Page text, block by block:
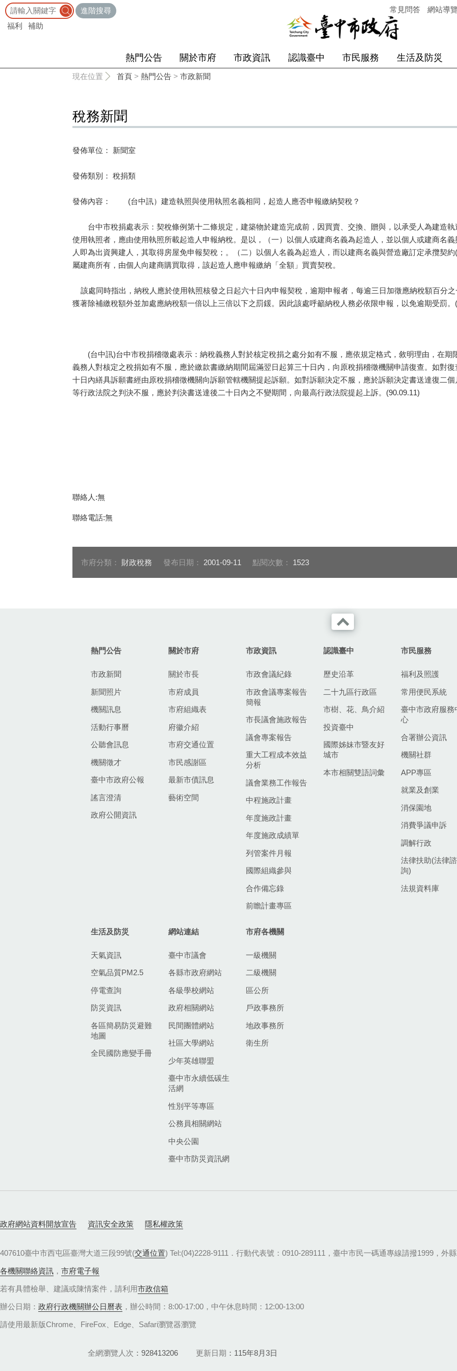
進階搜尋
福利
補助
常見問答 網站導
熱門公告 關於市府 市政資訊 認識臺中 市民服務 生活及防災
現在位置 首頁 > 熱門公告 > 市政新聞
稅務新聞
發佈單位： 新聞室
發佈類別： 稅捐類
發佈內容： (台中訊）建造執照與使用執照名義相同，起造人應否申報繳納契稅？
台中市稅捐處表示：契稅條例第十二條規定，建築物於建造完成前，因買賣、交換、贈與，以承受人為建造執
使用執照者，應由使用執照所載起造人申報納稅。是以，（一）以個人或建商名義為起造人，並以個人或建商名
人即為出資興建人，其取得房屋免申報契稅；。（二）以個人名義為起造人，而以建商名義與營造廠訂定承攬契
屬建商所有，由個人向建商購買取得，該起造人應申報繳納「全額」買賣契稅。
該處同時指出，納稅人應於使用執照核發之日起六十日內申報契稅，逾期申報者，每逾三日加徵應納稅額百分
獲著除補繳稅額外並加處應納稅額一倍以上三倍以下之罰鍰。因此該處呼籲納稅人務必依限申報，以免逾期受罰。
(台中訊)台中市稅捐稽徵處表示：納稅義務人對於核定稅捐之處分如有不服，應依規定格式，敘明理由，在期
義務人對核定之稅捐如有不服，應於繳款書繳納期間屆滿翌日起算三十日內，向原稅捐稽徵機關申請復查。如對
十日內繕具訴願書經由原稅捐稽徵機關向訴願管轄機關提起訴願。如對訴願決定不服，應於訴願決定書送達復二
等行政法院之判決不服，應於判決書送達後二十日內之不變期間，向最高行政法院提起上訴。(90.09.11)
聯絡人:無
聯絡電話:無
市府分類： 財政稅務 發布日期： 2001-09-11 點閱次數： 1523
熱門公告
市政新聞
新聞照片
機關訊息
活動行事曆
公聽會訊息
機關徵才
臺中市政府公報
謠言澄清
政府公開資訊
關於市府
關於市長
市府成員
市府組織表
府徽介紹
市府交通位置
市民感謝區
最新市債訊息
藝術空間
市政資訊
市政會議紀錄
市政會議專案報告
簡報
市長議會施政報告
議會專案報告
重大工程成本效益
分析
議會業務工作報告
中程施政計畫
年度施政計畫
年度施政成績單
列管案件月報
國際組織參與
合作備忘錄
前瞻計畫專區
認識臺中
歷史沿革
二十九區行政區
市樹、花、鳥介紹
投資臺中
國際姊妹市暨友好
城市
本市相關雙語詞彙
市民服務
福利及照護
常用便民系統
臺中市政府服務
心
合署辦公資訊
機關社群
APP專區
就業及創業
消保園地
消費爭議申訴
調解行政
法律扶助(法律諮
詢)
法規資料庫
生活及防災
天氣資訊
空氣品質PM2.5
停電查詢
防災資訊
各區簡易防災避難
地圖
全民國防應變手冊
網站連結
臺中市議會
各縣市政府網站
各級學校網站
政府相關網站
民間團體網站
社區大學網站
少年英雄聯盟
臺中市永續低碳生
活網
性別平等專區
公務員相關網站
中央公園
臺中市防災資訊網
市府各機關
一級機關
二級機關
區公所
戶政事務所
地政事務所
衛生所
政府網站資料開放宣告 資訊安全政策 隱私權政策
407610臺中市西屯區臺灣大道三段99號(交通位置) Tel:(04)2228-9111．行動代表號：0910-289111，臺中市民一碼通專線請撥1999，外
各機關聯絡資訊 ， 市府電子報
若有具體檢舉、建議或陳情案件，請利用市政信箱
辦公日期： 政府行政機關辦公日曆表 ，辦公時間：8:00-17:00，中午休息時間：12:00-13:00
請使用最新版Chrome、FireFox、Edge、Safari瀏覽器瀏覽
全網瀏覽人次 928413206 更新日期 115年8月3日